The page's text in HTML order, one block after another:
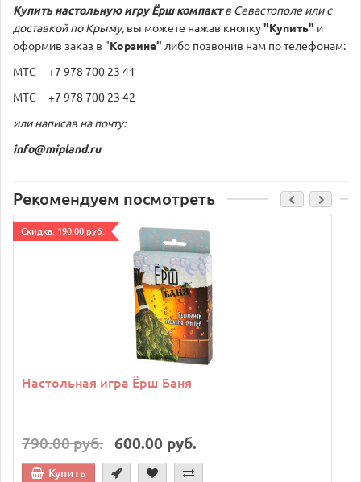
Купить настольную игру Ёрш компактв Севастополе или с
доставкой по Крыму, вы можете нажав кнопку"Купить" и
оформив заказ в "Корзине" либо позвонив нам по телефонам:
МТС +7 978 700 23 41
МТС +7 978 700 23 42
или написав на почту:
info@mipland.ru
Рекомендуем посмотреть
Cкидка: 190.00 руб.
Настольная игра Ёрш Баня
790.00 руб. 600.00 руб.
Купить